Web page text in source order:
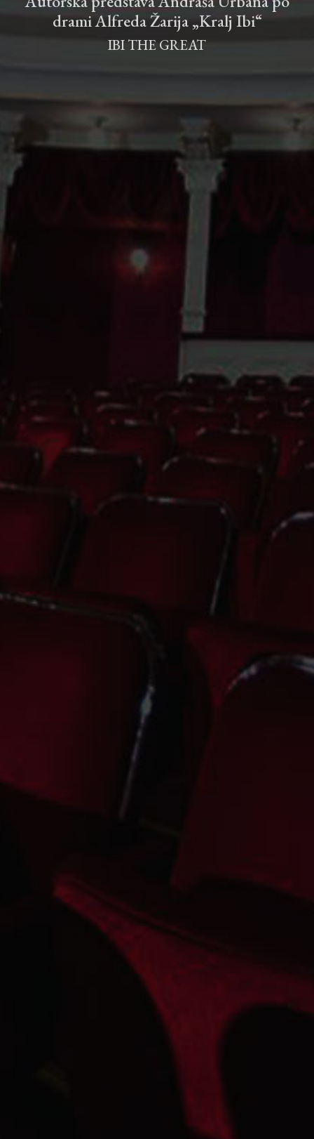
drami Alfreda Žarija „Kralj Ibi“
IBI THE GREAT